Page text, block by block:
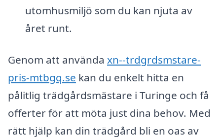
utomhusmiljö som du kan njuta av
året runt.
Genom att använda xn--trdgrdsmstare-
pris-mtbgq.se kan du enkelt hitta en
pålitlig trädgårdsmästare i Turinge och få
offerter för att möta just dina behov. Med
rätt hjälp kan din trädgård bli en oas av